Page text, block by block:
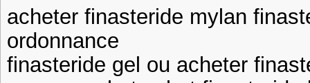
acheter finasteride mylan
ordonnance
finasteride gel ou acheter